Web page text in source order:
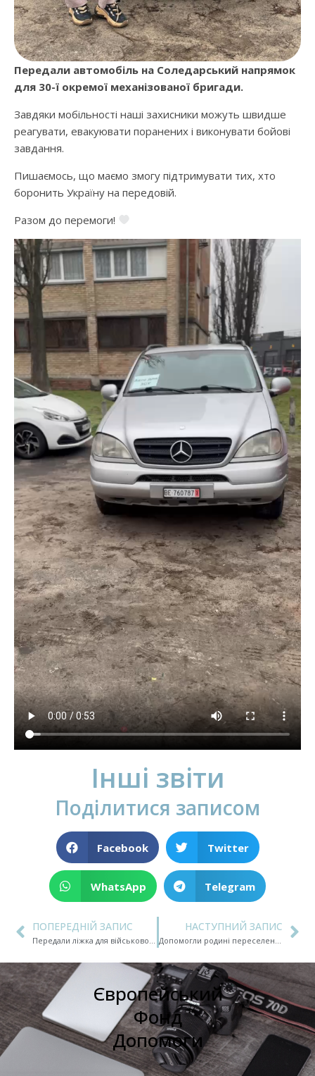
Передали автомобіль на Соледарський напрямок
для 30-ї окремої механізованої бригади.
Завдяки мобільності наші захисники можуть швидше
реагувати, евакуювати поранених і виконувати бойові
завдання.
Пишаємось, що маємо змогу підтримувати тих, хто
боронить Україну на передовій.
Разом до перемоги!
Інші звіти
Поділитися записом
Facebook Twitter
WhatsApp Telegram
ПОПЕРЕДНІЙ ЗАПИС НАСТУПНИЙ ЗАПИС
Європейський
Фонд
Допомоги